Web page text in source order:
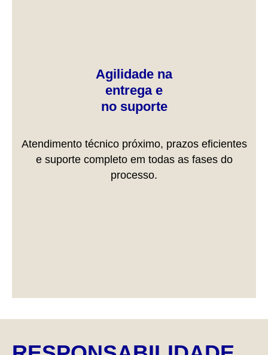
Agilidade na
entrega e
no suporte
Atendimento técnico próximo, prazos eficientes
e suporte completo em todas as fases do
processo.